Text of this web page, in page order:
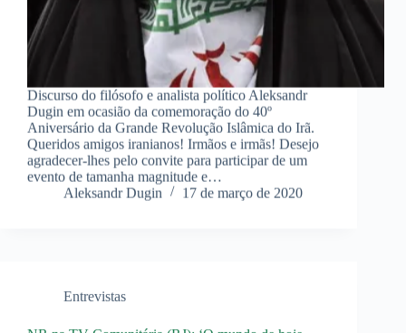
Discurso do filósofo e analista político Aleksandr
Dugin em ocasião da comemoração do 40º
Aniversário da Grande Revolução Islâmica do Irã.
Queridos amigos iranianos! Irmãos e irmãs! Desejo
agradecer-lhes pelo convite para participar de um
evento de tamanha magnitude e…
Aleksandr Dugin
17 de março de 2020
Entrevistas
NR na TV Comunitária (RJ): ‘O mundo de hoje